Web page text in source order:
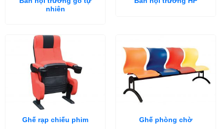
nhiên
Ghế rạp chiếu phim Ghế phòng chờ